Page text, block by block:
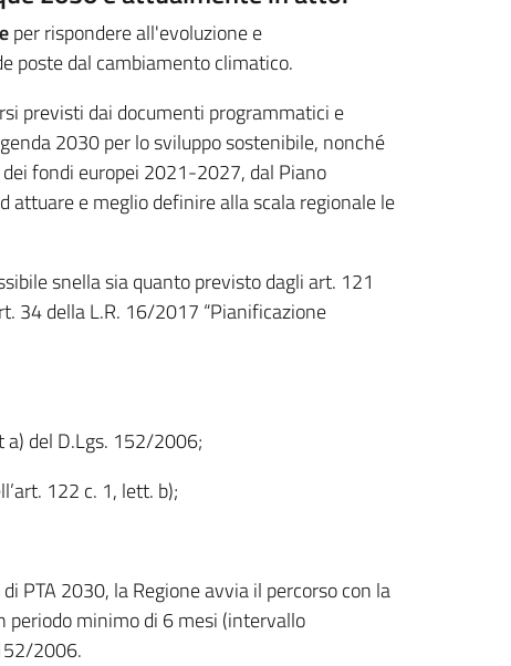
per rispondere all'evoluzione e
poste dal cambiamento climatico.
previsti dai documenti programmatici e
2030 per lo sviluppo sostenibile, nonché
dei fondi europei 2021-2027, dal Piano
attuare e meglio definire alla scala regionale le
snella sia quanto previsto dagli art. 121
34 della L.R. 16/2017 “Pianificazione
a) del D.Lgs. 152/2006;
122 c. 1, lett. b);
PTA 2030, la Regione avvia il percorso con la
periodo minimo di 6 mesi (intervallo
2006.